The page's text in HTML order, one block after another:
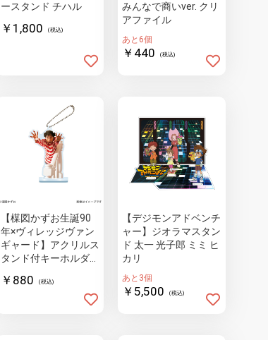
ースタンド チハル
￥1,800 (税込)
みんなで商いver. クリ
アファイル
あと6個
￥440 (税込)
【楳図かずお生誕90
年×ヴィレッジヴァン
ギャード】アクリルス
タンド付キーホルダ
￥880 (税込)
【デジモンアドベンチ
ャー】ジオラマスタン
ド 太一 光子郎 ミミ ヒ
カリ
あと3個
￥5,500 (税込)